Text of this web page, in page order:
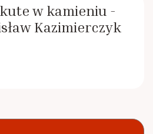
w kamieniu -
Kazimierczyk